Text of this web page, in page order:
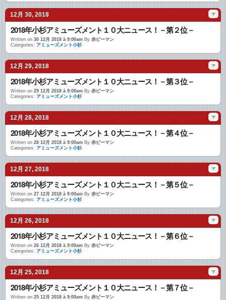
12月 30, 2018
2018年小杉アミューズメント１０大ニュース！－第２位－
Written on 30 12月 2018 à 9:00am By 赤ピーマン
Categories: アミューズメント小杉
12月 29, 2018
2018年小杉アミューズメント１０大ニュース！－第３位－
Written on 29 12月 2018 à 9:00am By 赤ピーマン
Categories: アミューズメント小杉
12月 28, 2018
2018年小杉アミューズメント１０大ニュース！－第４位－
Written on 28 12月 2018 à 9:00am By 赤ピーマン
Categories: アミューズメント小杉
12月 27, 2018
2018年小杉アミューズメント１０大ニュース！－第５位－
Written on 27 12月 2018 à 9:00am By 赤ピーマン
Categories: アミューズメント小杉
12月 26, 2018
2018年小杉アミューズメント１０大ニュース！－第６位－
Written on 26 12月 2018 à 9:00am By 赤ピーマン
Categories: アミューズメント小杉
12月 25, 2018
2018年小杉アミューズメント１０大ニュース！－第７位－
Written on 25 12月 2018 à 9:00am By 赤ピーマン